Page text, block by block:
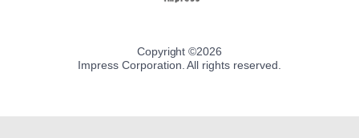
Copyright ©2026
Impress Corporation. All rights reserved.